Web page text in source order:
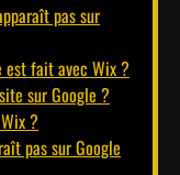
pas sur
est fait avec Wix ?
sur Google ?
?
pas sur Google